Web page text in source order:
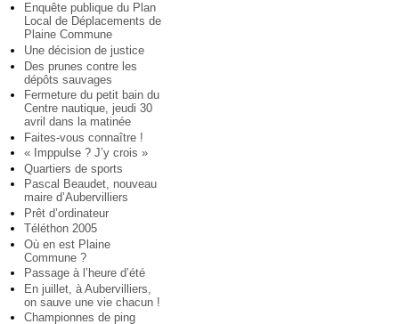
Enquête publique du Plan
Local de Déplacements de
Plaine Commune
Une décision de justice
Des prunes contre les
dépôts sauvages
Fermeture du petit bain du
Centre nautique, jeudi 30
avril dans la matinée
Faites-vous connaître !
« Imppulse ? J’y crois »
Quartiers de sports
Pascal Beaudet, nouveau
maire d’Aubervilliers
Prêt d’ordinateur
Téléthon 2005
Où en est Plaine
Commune ?
Passage à l’heure d’été
En juillet, à Aubervilliers,
on sauve une vie chacun !
Championnes de ping